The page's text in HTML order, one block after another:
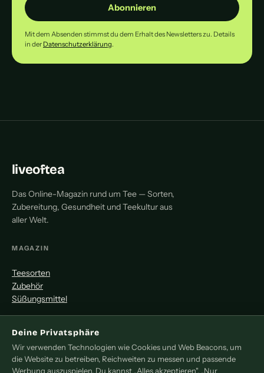
Abonnieren
Mit dem Absenden stimmst du dem Erhalt des Newsletters zu. Details
in der Datenschutzerklärung.
liveoftea
Das Online-Magazin rund um Tee — Sorten,
Zubereitung, Gesundheit und Teekultur aus
aller Welt.
MAGAZIN
Teesorten
Zubehör
Süßungsmittel
MITMACHEN
Redaktion
Pressemitteilung
Deine Privatsphäre
Wir verwenden Technologien wie Cookies und Web Beacons, um
die Website zu betreiben, Reichweiten zu messen und passende
Werbung auszuspielen. Du kannst „Alles akzeptieren", „Nur